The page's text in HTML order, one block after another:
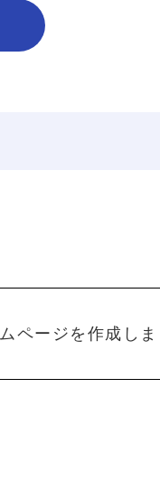
ページを作成し